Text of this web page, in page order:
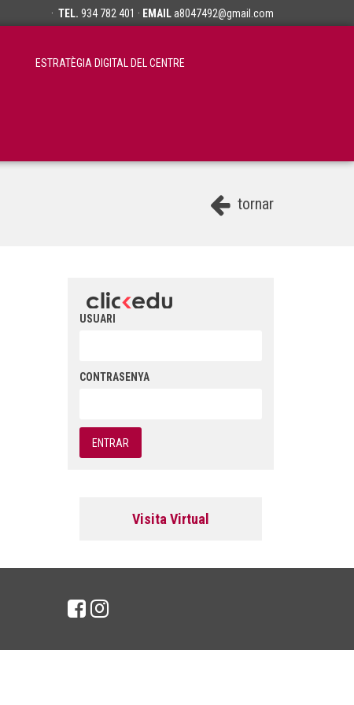
· TEL. 934 782 401 · EMAILa8047492@gmail.com
ESTRATÈGIA DIGITAL DEL CENTRE
tornar
USUARI
CONTRASENYA
Visita Virtual